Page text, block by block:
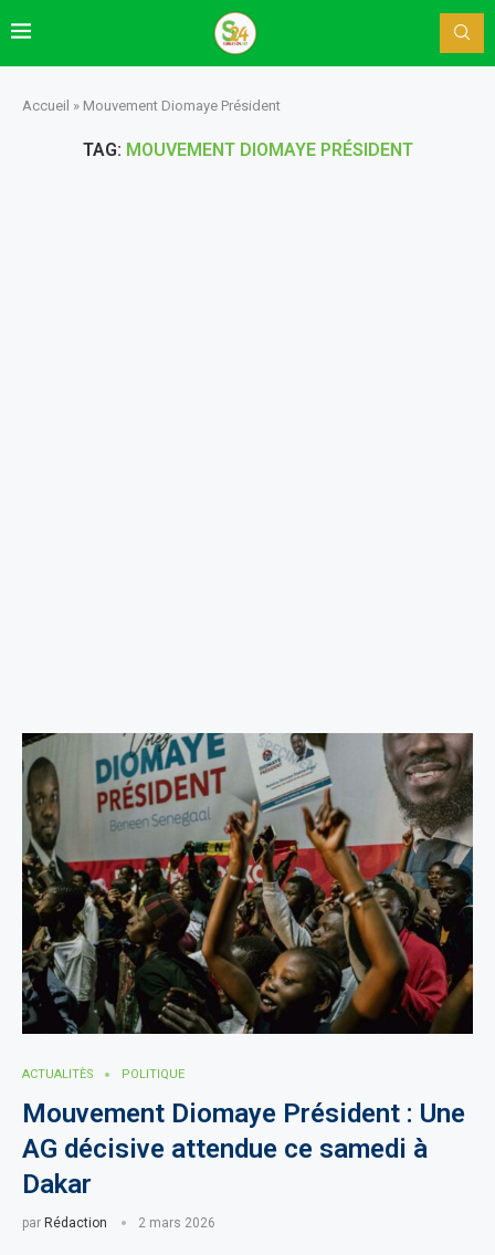
Accueil » Mouvement Diomaye Président
TAG: MOUVEMENT DIOMAYE PRÉSIDENT
ACTUALITÈS POLITIQUE
Mouvement Diomaye Président : Une
AG décisive attendue ce samedi à
Dakar
par Rédaction 2 mars 2026